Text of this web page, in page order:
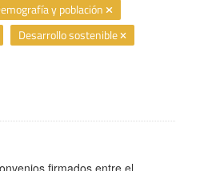
y población
Desarrollo sostenible
firmados entre el